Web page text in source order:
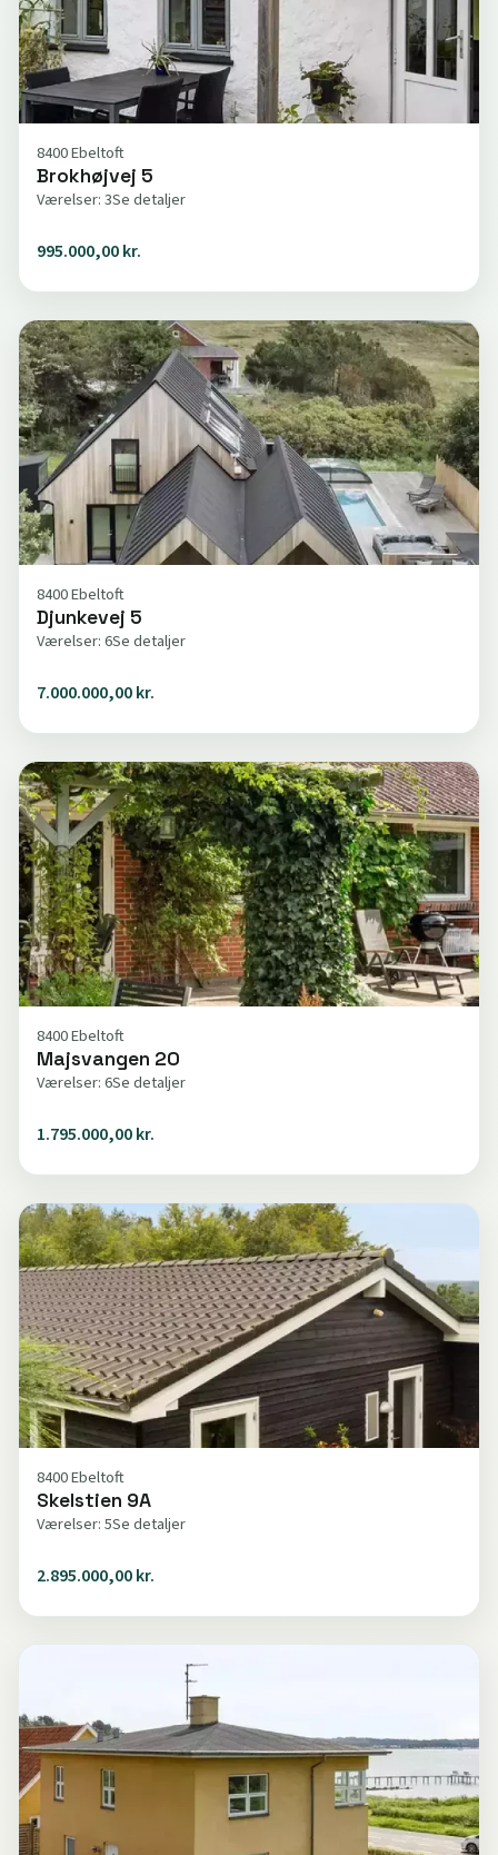
8400 Ebeltoft
Brokhøjvej 5
Værelser: 3Se detaljer
995.000,00 kr.
8400 Ebeltoft
Djunkevej 5
Værelser: 6Se detaljer
7.000.000,00 kr.
8400 Ebeltoft
Majsvangen 20
Værelser: 6Se detaljer
1.795.000,00 kr.
8400 Ebeltoft
Skelstien 9A
Værelser: 5Se detaljer
2.895.000,00 kr.